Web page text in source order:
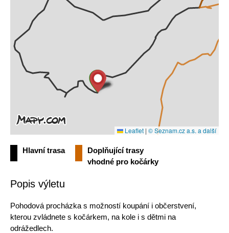
Leaflet | © Seznam.cz a.s. a další
Hlavní trasa
Doplňující trasy
vhodné pro kočárky
Popis výletu
Pohodová procházka s možností koupání i občerstvení,
kterou zvládnete s kočárkem, na kole i s dětmi na
odrážedlech.